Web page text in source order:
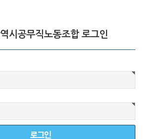
시공무직노동조합 로그인